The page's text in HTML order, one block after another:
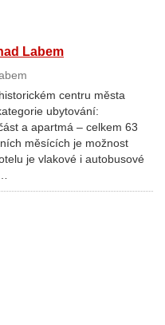
Labem
centru města
ubytování:
a apartmá – celkem 63
měsících je možnost
je vlakové i autobusové